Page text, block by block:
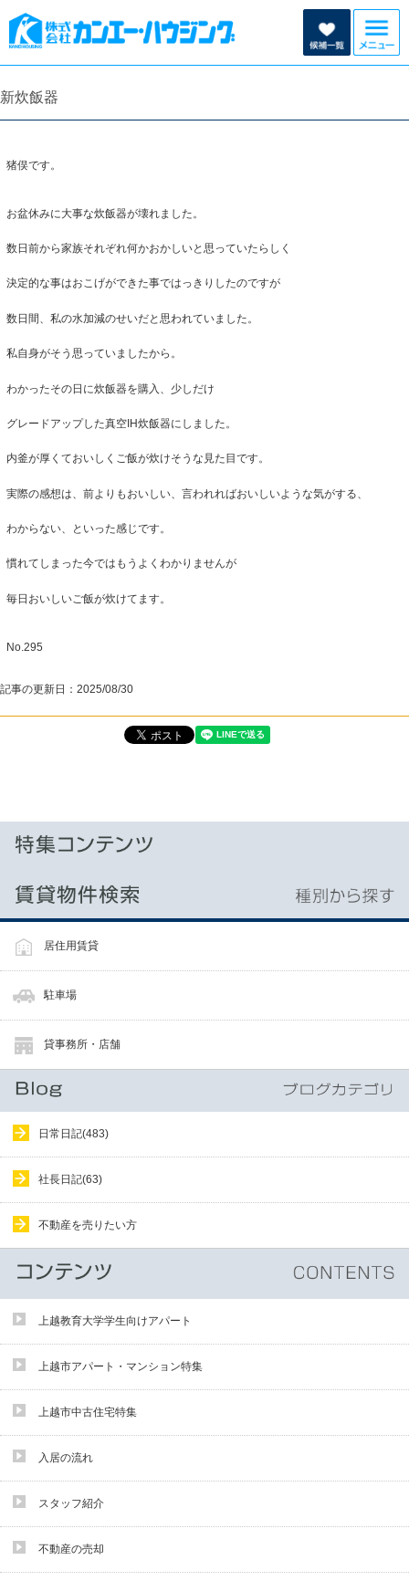
新炊飯器
猪俣です。
お盆休みに大事な炊飯器が壊れました。
数日前から家族それぞれ何かおかしいと思っていたらしく
決定的な事はおこげができた事ではっきりしたのですが
数日間、私の水加減のせいだと思われていました。
私自身がそう思っていましたから。
わかったその日に炊飯器を購入、少しだけ
グレードアップした真空IH炊飯器にしました。
内釜が厚くておいしくご飯が炊けそうな見た目です。
実際の感想は、前よりもおいしい、言われればおいしいような気がする、
わからない、といった感じです。
慣れてしまった今ではもうよくわかりませんが
毎日おいしいご飯が炊けてます。
No.295
記事の更新日： 2025/08/30
居住用賃貸
駐車場
貸事務所・店舗
日常日記(483)
社長日記(63)
不動産を売りたい方
上越教育大学学生向けアパート
上越市アパート・マンション特集
上越市中古住宅特集
入居の流れ
スタッフ紹介
不動産の売却